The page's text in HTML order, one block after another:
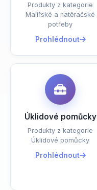
Produkty z kategorie
Malířské a natěračské
potřeby
Prohlédnout
Úklidové pomůcky
Produkty z kategorie
Úklidové pomůcky
Prohlédnout